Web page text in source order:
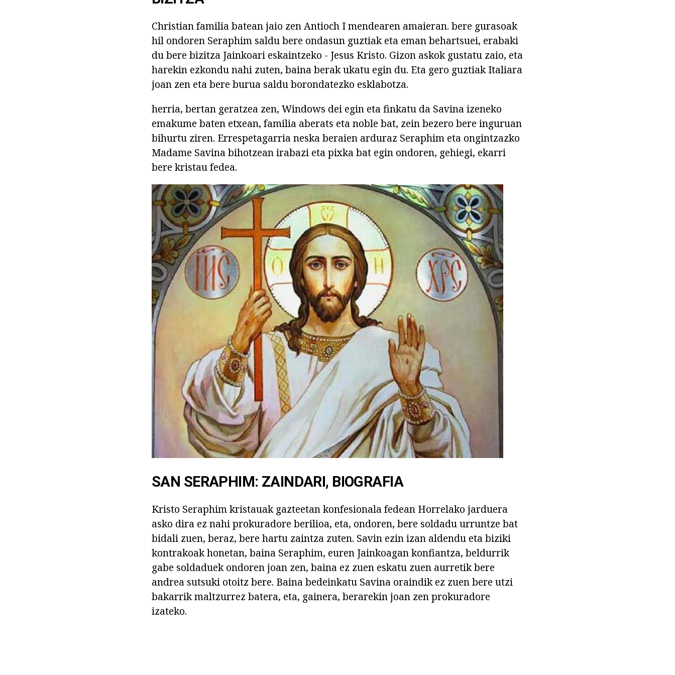
Christian familia batean jaio zen Antioch I mendearen amaieran. bere gurasoak
hil ondoren Seraphim saldu bere ondasun guztiak eta eman behartsuei, erabaki
du bere bizitza Jainkoari eskaintzeko - Jesus Kristo. Gizon askok gustatu zaio, eta
harekin ezkondu nahi zuten, baina berak ukatu egin du. Eta gero guztiak Italiara
joan zen eta bere burua saldu borondatezko esklabotza.
herria, bertan geratzea zen, Windows dei egin eta finkatu da Savina izeneko
emakume baten etxean, familia aberats eta noble bat, zein bezero bere inguruan
bihurtu ziren. Errespetagarria neska beraien arduraz Seraphim eta ongintzazko
Madame Savina bihotzean irabazi eta pixka bat egin ondoren, gehiegi, ekarri
bere kristau fedea.
SAN SERAPHIM: ZAINDARI, BIOGRAFIA
Kristo Seraphim kristauak gazteetan konfesionala fedean Horrelako jarduera
asko dira ez nahi prokuradore berilioa, eta, ondoren, bere soldadu urruntze bat
bidali zuen, beraz, bere hartu zaintza zuten. Savin ezin izan aldendu eta biziki
kontrakoak honetan, baina Seraphim, euren Jainkoagan konfiantza, beldurrik
gabe soldaduek ondoren joan zen, baina ez zuen eskatu zuen aurretik bere
andrea sutsuki otoitz bere. Baina bedeinkatu Savina oraindik ez zuen bere utzi
bakarrik maltzurrez batera, eta, gainera, berarekin joan zen prokuradore
izateko.